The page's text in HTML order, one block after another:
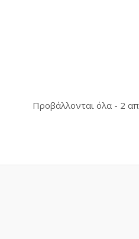
Προβάλλονται όλα - 2